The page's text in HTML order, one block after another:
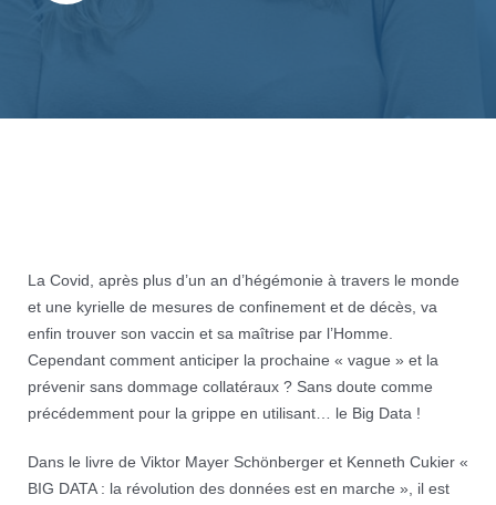
La Covid, après plus d’un an d’hégémonie à travers le monde
et une kyrielle de mesures de confinement et de décès, va
enfin trouver son vaccin et sa maîtrise par l’Homme.
Cependant comment anticiper la prochaine « vague » et la
prévenir sans dommage collatéraux ? Sans doute comme
précédemment pour la grippe en utilisant… le Big Data !
Dans le livre de Viktor Mayer Schönberger et Kenneth Cukier «
BIG DATA : la révolution des données est en marche », il est